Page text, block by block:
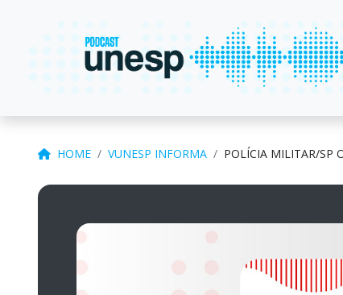
HOME VUNESP INFORMA POLÍCIA MILITAR/SP